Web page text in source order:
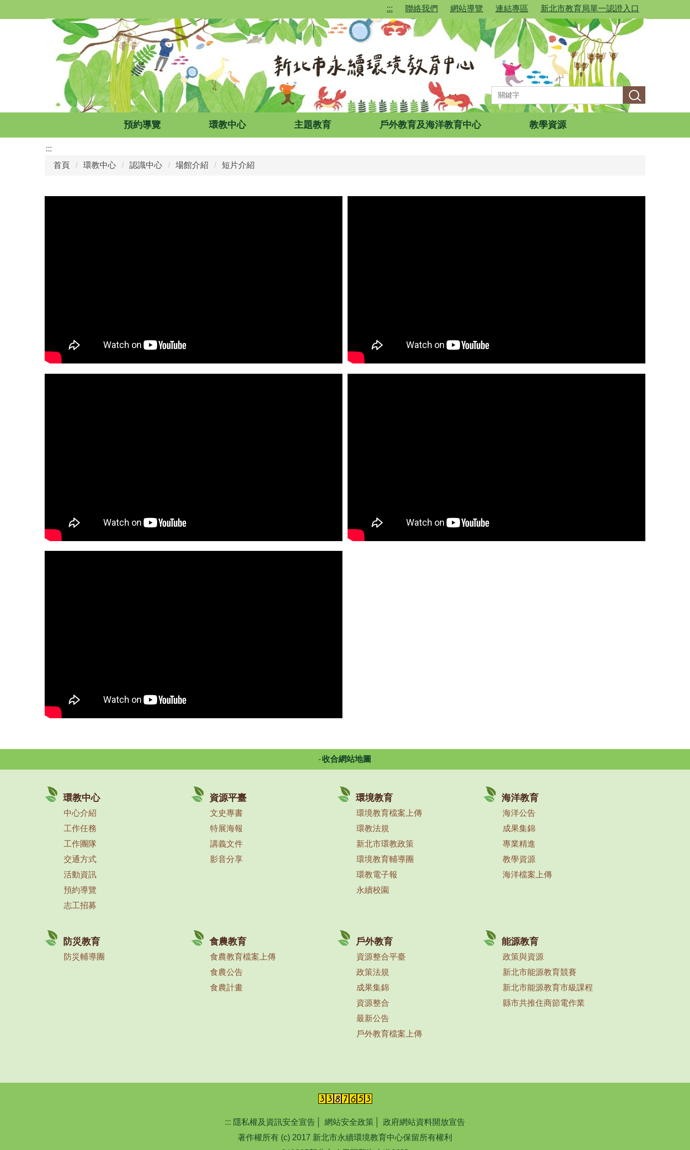
到
::: 聯絡我們 網站導覽 連結專區 新北市教育局單一認證入口
預約導覽 環教中心 主題教育 戶外教育及海洋教育中心 教學資源
:::
首頁
環教中心 認識中心 場館介紹 短片介紹
收合網站地圖
環教中心
中心介紹
工作任務
工作團隊
交通方式
活動資訊
預約導覽
志工招募
資源平臺
文史專書
特展海報
講義文件
影音分享
環境教育
環境教育檔案上傳
環教法規
新北市環教政策
環境教育輔導團
環教電子報
永續校園
海洋教育
海洋公告
成果集錦
專業精進
教學資源
海洋檔案上傳
防災教育
防災輔導團
食農教育
食農教育檔案上傳
食農公告
食農計畫
戶外教育
資源整合平臺
政策法規
成果集錦
資源整合
最新公告
戶外教育檔案上傳
能源教育
政策與資源
新北市能源教育競賽
新北市能源教育市級課程
縣市共推住商節電作業
::: 隱私權及資訊安全宣告 網站安全政策
政府網站資料開放宣告
著作權所有 (c) 2017 新北市永續環境教育中心保留所有權利